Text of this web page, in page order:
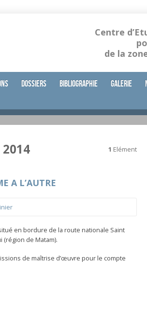
Centre
de la
Dossiers Bibliographie Galerie
1 Elément
A L’AUTRE
en bordure de la route nationale Saint
(région de Matam).
de maîtrise d’œuvre pour le compte